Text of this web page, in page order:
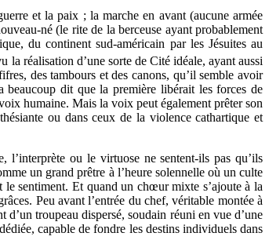
et la paix ; la marche en avant (aucune armée
né (le rite de la berceuse ayant probablement
du continent sud-américain par les Jésuites au
réalisation d’une sorte de Cité idéale, ayant aussi
des tambours et des canons, qu’il semble avoir
beaucoup dit que la première libérait les forces de
humaine. Mais la voix peut également prêter son
ou dans ceux de la violence cathartique et
l’interprète ou le virtuose ne sentent-ils pas qu’ils
un grand prêtre à l’heure solennelle où un culte
le sentiment. Et quand un chœur mixte s’ajoute à la
Peu avant l’entrée du chef, véritable montée à
troupeau dispersé, soudain réuni en vue d’une
capable de fondre les destins individuels dans